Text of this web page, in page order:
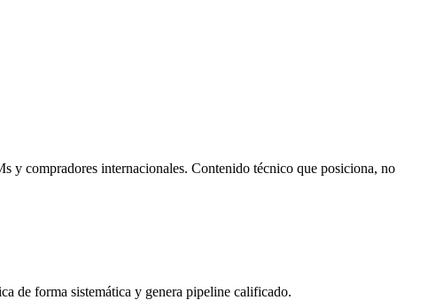
y compradores internacionales. Contenido técnico que posiciona, no
de forma sistemática y genera pipeline calificado.